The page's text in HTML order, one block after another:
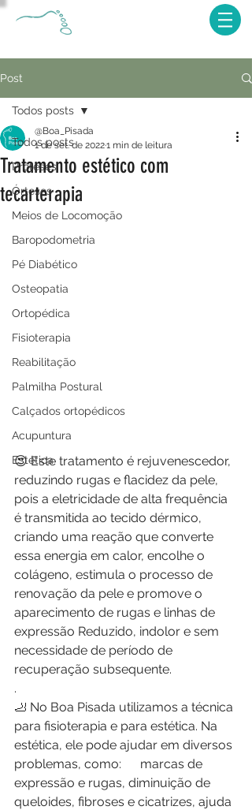
Post
Todos posts
Próteses
Órteses
Meios de Locomoção
Baropodometria
Pé Diabético
Osteopatia
Ortopédica
Fisioterapia
Reabilitação
Palmilha Postural
Calçados ortopédicos
Acupuntura
Estética
Todos posts
Tratamento estético com
tecarterapia
@Boa_Pisada
1 de set. de 20221 min de leitura
😍 Este tratamento é rejuvenescedor,
reduzindo rugas e flacidez da pele,
pois a eletricidade de alta frequência
é transmitida ao tecido dérmico,
criando uma reação que converte
essa energia em calor, encolhe o
colágeno, estimula o processo de
renovação da pele e promove o
aparecimento de rugas e linhas de
expressão Reduzido, indolor e sem
necessidade de período de
recuperação subsequente.
.
🦶 No Boa Pisada utilizamos a técnica
para fisioterapia e para estética. Na
estética, ele pode ajudar em diversos
problemas, como: 	marcas de
expressão e rugas, diminuição de
queloides, fibroses e cicatrizes, ajuda